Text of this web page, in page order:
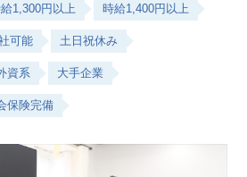
1,300円以上 時給1,400円以上
可能 土日祝休み
資系 大手企業
保険完備